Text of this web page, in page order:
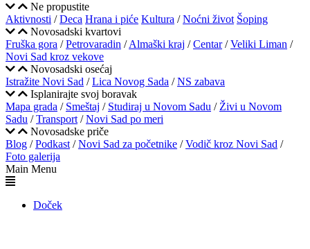
Ne propustite
Aktivnosti /Deca Hrana i piće Kultura /Noćni život Šoping
Novosadski kvartovi
Fruška gora /Petrovaradin /Almaški kraj /Centar/Veliki Liman /
Novi Sad kroz vekove
Novosadski osećaj
Istražite Novi Sad /Lica Novog Sada /NS zabava
Isplanirajte svoj boravak
Mapa grada / Smeštaj / Studiraj u Novom Sadu / Živi u Novom
Sadu /Transport /Novi Sad po meri
Novosadske priče
Blog /Podkast /Novi Sad za početnike /Vodič kroz Novi Sad /
Foto galerija
Main Menu
Doček